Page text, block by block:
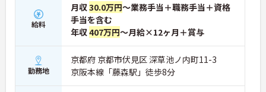
給料
月収30.0万円～業務手当＋職務手当＋資格
手当を含む
年収407万円～月給×12ヶ月＋賞与
勤務地
京都府 京都市伏見区 深草池ノ内町11-3
京阪本線「藤森駅」徒歩8分